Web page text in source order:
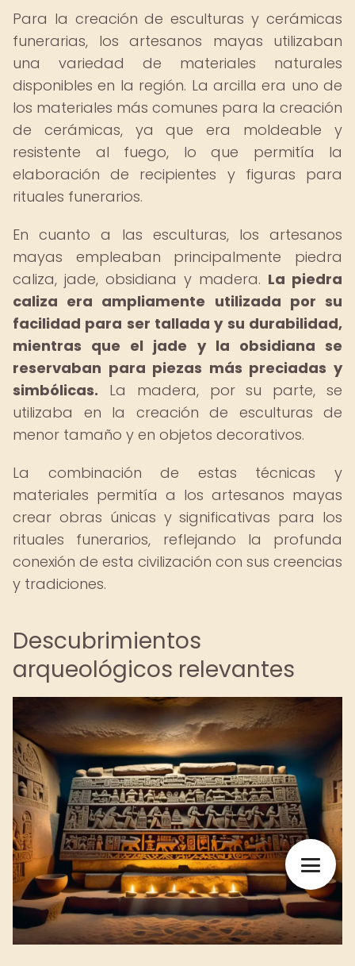
Para la creación de esculturas y cerámicas
funerarias, los artesanos mayas utilizaban
una variedad de materiales naturales
disponibles en la región. La arcilla era uno de
los materiales más comunes para la creación
de cerámicas, ya que era moldeable y
resistente al fuego, lo que permitía la
elaboración de recipientes y figuras para
rituales funerarios.
En cuanto a las esculturas, los artesanos
mayas empleaban principalmente piedra
caliza, jade, obsidiana y madera. La piedra
caliza era ampliamente utilizada por su
facilidad para ser tallada y su durabilidad,
mientras que el jade y la obsidiana se
reservaban para piezas más preciadas y
simbólicas. La madera, por su parte, se
utilizaba en la creación de esculturas de
menor tamaño y en objetos decorativos.
La combinación de estas técnicas y
materiales permitía a los artesanos mayas
crear obras únicas y significativas para los
rituales funerarios, reflejando la profunda
conexión de esta civilización con sus creencias
y tradiciones.
Descubrimientos
arqueológicos relevantes